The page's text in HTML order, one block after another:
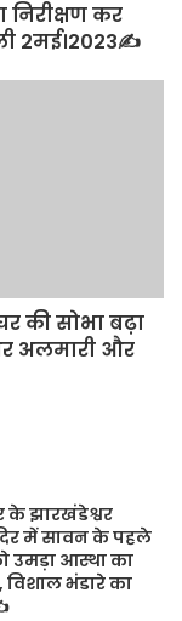
कर
2मई।2023✍️
की सोभा बढ़ा
अलमारी और
झारखंडेश्वर
में सावन के पहले
उमड़ा आस्था का
भंडारे का